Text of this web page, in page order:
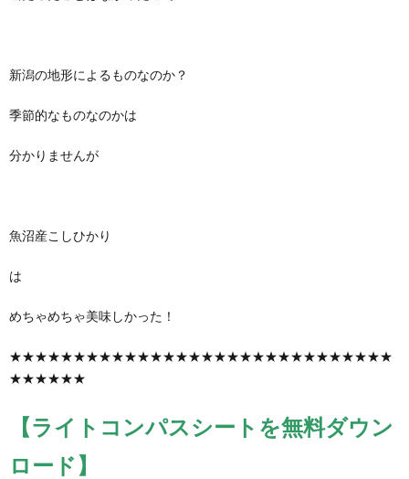
新潟の地形によるものなのか？
季節的なものなのかは
分かりませんが
魚沼産こしひかり
は
めちゃめちゃ美味しかった！
★★★★★★★★★★★★★★★★★★★★★★★★★★★★★★
★★★★★★
【ライトコンパスシートを無料ダウン
ロード】